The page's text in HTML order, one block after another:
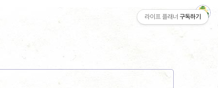
라이프 플래너 구독하기